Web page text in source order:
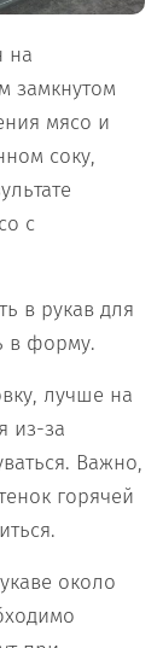
на
замкнутом
мясо и
соку,
с
в рукав для
в форму.
лучше на
из-за
Важно,
горячей
около